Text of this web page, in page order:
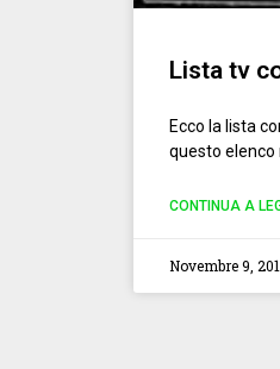
Lista tv
Ecco la lista
questo elenco
CONTINUA A
Novembre 9,